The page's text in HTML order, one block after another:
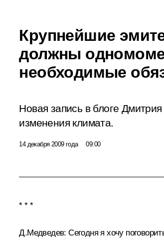
Крупнейшие
должны
необходимые
Новая запись в блоге
изменения климата.
14 декабря 2009 года 09:00
* * *
Д.Медведев: Сегодня я хочу